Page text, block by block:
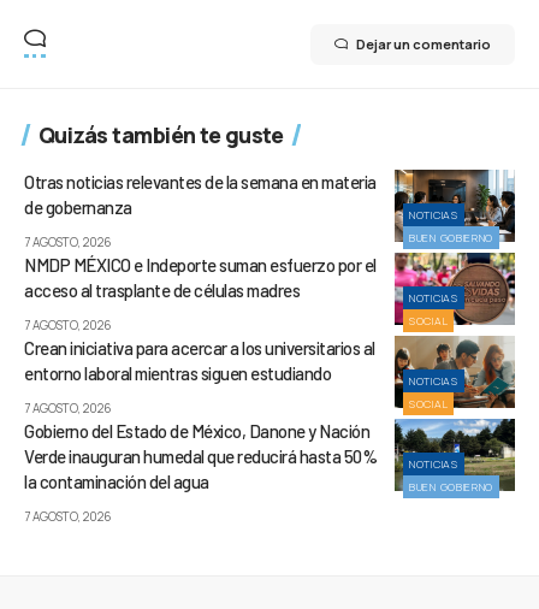
Dejar un comentario
Quizás también te guste
NOTICIAS
BUEN GOBIERNO
Otras noticias relevantes de la semana en materia
de gobernanza
7 AGOSTO, 2026
NOTICIAS
SOCIAL
NMDP MÉXICO e Indeporte suman esfuerzo por el
acceso al trasplante de células madres
7 AGOSTO, 2026
NOTICIAS
SOCIAL
Crean iniciativa para acercar a los universitarios al
entorno laboral mientras siguen estudiando
7 AGOSTO, 2026
NOTICIAS
BUEN GOBIERNO
Gobierno del Estado de México, Danone y Nación
Verde inauguran humedal que reducirá hasta 50%
la contaminación del agua
7 AGOSTO, 2026